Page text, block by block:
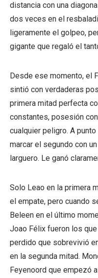
distancia con una
dos veces en el
ligeramente el golpeo,
gigante que regaló el
Desde ese momento, el
sintió con verdaderas
primera mitad perfecta
constantes, posesión
cualquier peligro. A
marcar el segundo con
larguero. Le ganó
Solo Leao en la primera
el empate, pero cuando
Beleen en el último
Joao Félix fueron los
perdido que sobrevivió
en la segunda mitad.
Feyenoord que empezó